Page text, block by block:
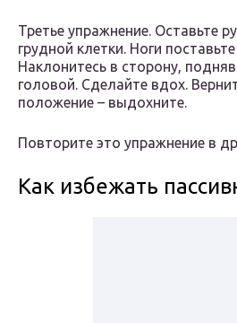
Третье упражнение. Оставьте
грудной клетки. Ноги
Наклонитесь в сторону,
головой. Сделайте вдох.
положение – выдохните.
Повторите это упражнение в
Как избежать